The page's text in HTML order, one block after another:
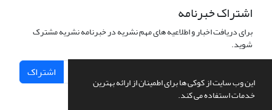
این وب سایت از کوکی ها برای اطمینان از ارائه بهترین
خدمات استفاده می کند.
اشتراک خبرنامه
برای دریافت اخبار و اطلاعیه های مهم نشریه در خبرنامه نشریه مشترک
شوید.
اشتراک